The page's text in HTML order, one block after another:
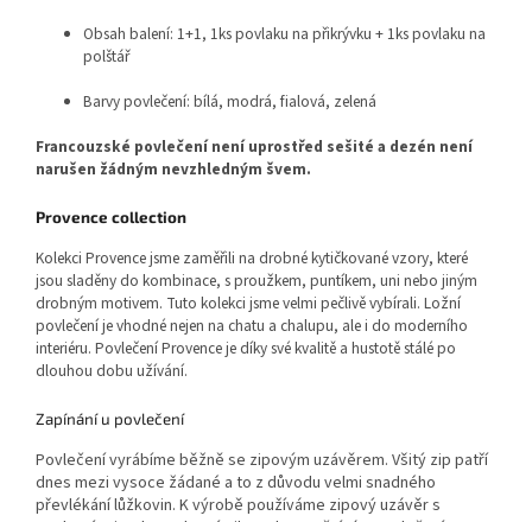
Obsah balení: 1+1, 1ks povlaku na přikrývku + 1ks povlaku na
polštář
Barvy povlečení: bílá, modrá, fialová, zelená
Francouzské povlečení není uprostřed sešité a dezén není
narušen žádným nevzhledným švem.
Provence collection
Kolekci Provence jsme zaměřili na drobné kytičkované vzory, které
jsou sladěny do kombinace, s proužkem, puntíkem, uni nebo jiným
drobným motivem. Tuto kolekci jsme velmi pečlivě vybírali. Ložní
povlečení je vhodné nejen na chatu a chalupu, ale i do moderního
interiéru. Povlečení Provence je díky své kvalitě a hustotě stálé po
dlouhou dobu užívání.
Zapínání u povlečení
Povlečení vyrábíme běžně se zipovým uzávěrem. Všitý zip patří
dnes mezi vysoce žádané a to z důvodu velmi snadného
převlékání lůžkovin. K výrobě používáme zipový uzávěr s